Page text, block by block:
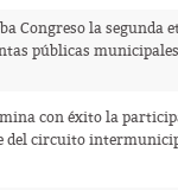
Congreso la segunda
públicas
con éxito la
del circuito